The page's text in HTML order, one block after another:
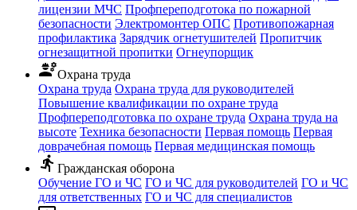
лицензии МЧС Профпереподготока по пожарной
безопасности Электромонтер ОПС Противопожарная
профилактика Зарядчик огнетушителей Пропитчик
огнезащитной пропитки Огнеупорщик
engineeringОхрана труда
Охрана труда Охрана труда для руководителей
Повышение квалификации по охране труда
Профпереподготовка по охране труда Охрана труда на
высоте Техника безопасности Первая помощь Первая
доврачебная помощь Первая медицинская помощь
directions_run Гражданская оборона
Обучение ГО и ЧС ГО и ЧС для руководителей ГО и ЧС
для ответственных ГО и ЧС для специалистов